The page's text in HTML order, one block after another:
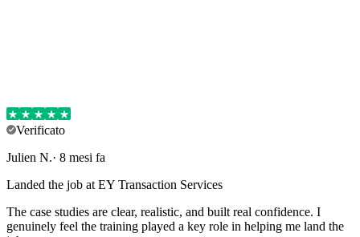
Verificato
Julien N.· 8 mesi fa
Landed the job at EY Transaction Services
The case studies are clear, realistic, and built real confidence. I
genuinely feel the training played a key role in helping me land the